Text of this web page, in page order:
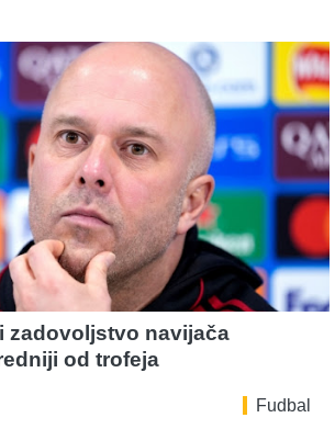
zadovoljstvo navijača
od trofeja
Fudbal